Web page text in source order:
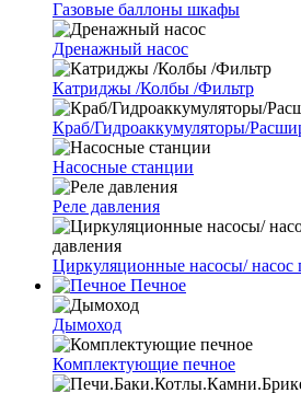
Газовые баллоны шкафы
Дренажный насос
Катриджы /Колбы /Фильтр
Краб/Гидроаккумуляторы/
Насосные станции
Реле давления
Циркуляционные насосы/
Печное
Дымоход
Комплектующие печное